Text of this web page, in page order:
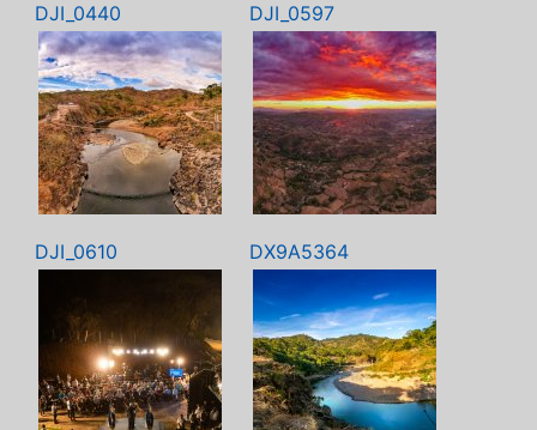
DJI_0440 DJI_0597
DJI_0610 DX9A5364